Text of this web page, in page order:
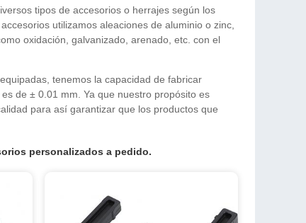
tipos de accesorios o herrajes según los
utilizamos aleaciones de aluminio o zinc,
oxidación, galvanizado, arenado, etc. con el
tenemos la capacidad de fabricar
de ± 0.01 mm. Ya que nuestro propósito es
para así garantizar que los productos que
personalizados a pedido.